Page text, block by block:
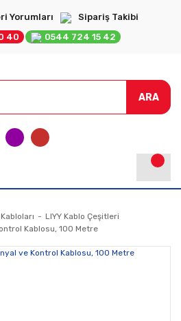
Yorumları
Sipariş Takibi
40
0544 724 15 42
ARA
LIYY Kablo Çeşitleri
Kablosu, 100 Metre